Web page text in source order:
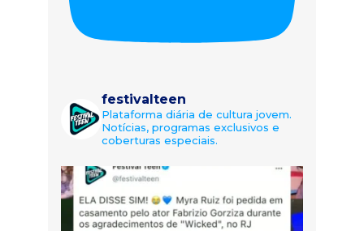
festivalteen
Plataforma diária de cultura jovem.
Notícias, programas exclusivos e
coberturas especiais.